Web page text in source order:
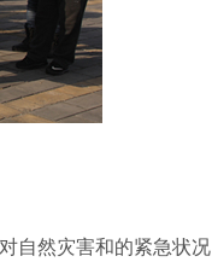
自然灾害和的紧急状况